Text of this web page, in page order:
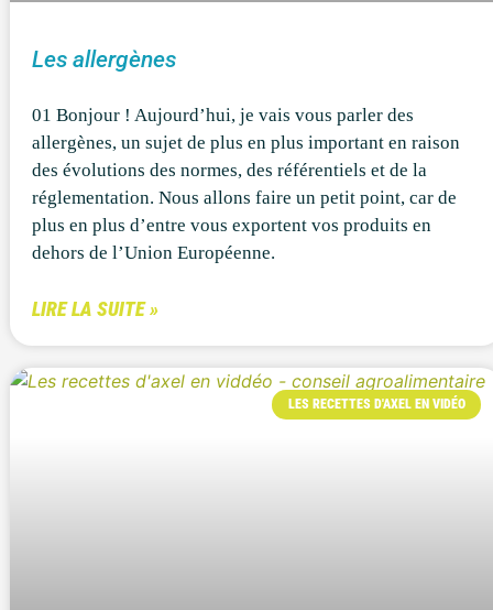
Les allergènes
01 Bonjour ! Aujourd’hui, je vais vous parler des
allergènes, un sujet de plus en plus important en raison
des évolutions des normes, des référentiels et de la
réglementation. Nous allons faire un petit point, car de
plus en plus d’entre vous exportent vos produits en
dehors de l’Union Européenne.
LIRE LA SUITE »
LES RECETTES D'AXEL EN VIDÉO